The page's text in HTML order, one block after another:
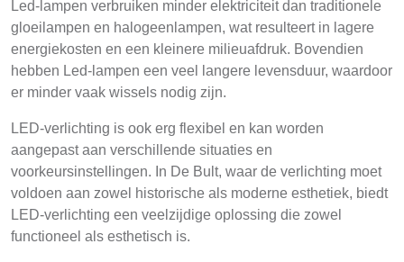
Led-lampen verbruiken minder elektriciteit dan traditionele
gloeilampen en halogeenlampen, wat resulteert in lagere
energiekosten en een kleinere milieuafdruk. Bovendien
hebben Led-lampen een veel langere levensduur, waardoor
er minder vaak wissels nodig zijn.
LED-verlichting is ook erg flexibel en kan worden
aangepast aan verschillende situaties en
voorkeursinstellingen. In De Bult, waar de verlichting moet
voldoen aan zowel historische als moderne esthetiek, biedt
LED-verlichting een veelzijdige oplossing die zowel
functioneel als esthetisch is.